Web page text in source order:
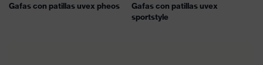
Gafas con patillas uvex pheos
Gafas con patillas uvex
sportstyle